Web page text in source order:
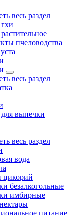
весь раздел
пчеловодства
весь раздел
выпечки
весь раздел
вода
цикорий
безалкогольные
имбирные
питание